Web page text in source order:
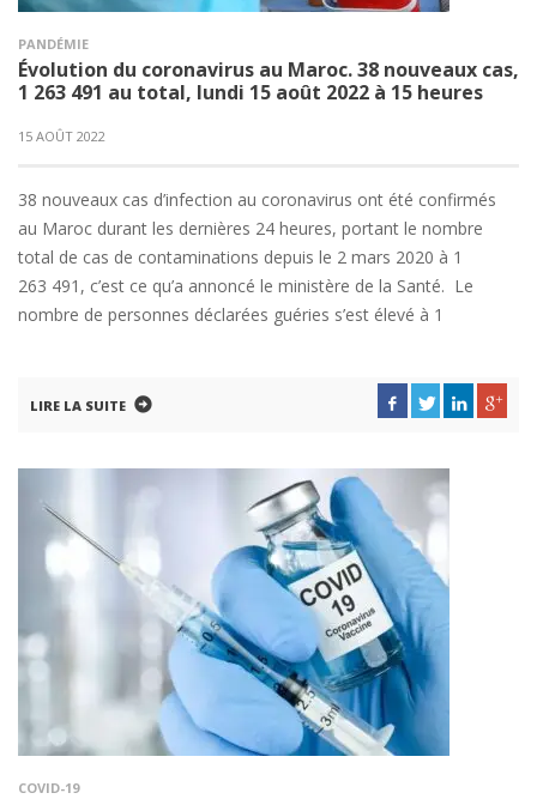
PANDÉMIE
Évolution du coronavirus au Maroc. 38 nouveaux cas,
1 263 491 au total, lundi 15 août 2022 à 15 heures
15 AOÛT 2022
38 nouveaux cas d’infection au coronavirus ont été confirmés
au Maroc durant les dernières 24 heures, portant le nombre
total de cas de contaminations depuis le 2 mars 2020 à 1
263 491, c’est ce qu’a annoncé le ministère de la Santé. Le
nombre de personnes déclarées guéries s’est élevé à 1
LIRE LA SUITE
COVID-19